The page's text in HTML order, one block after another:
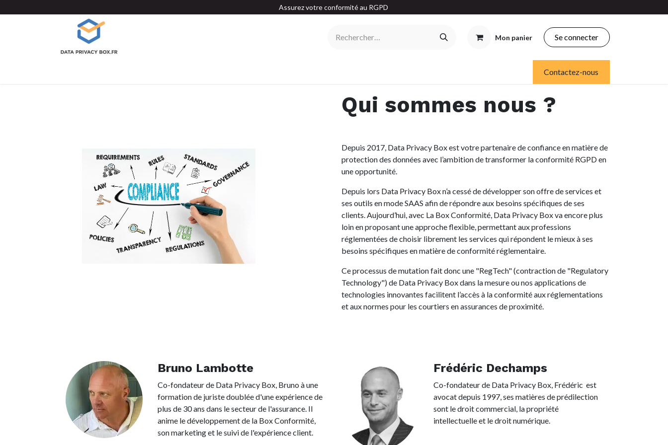
Assurez votre conformité au RGPD
Mon panier Se connecter
Contactez-nous
Qui sommes nous ?
Depuis 2017, Data Privacy Box est votre partenaire de confiance en matière de
protection des données avec l’ambition de transformer la conformité RGPD en
une opportunité.
Depuis lors Data Privacy Box n’a cessé de développer son offre de services et
ses outils en mode SAAS afin de répondre aux besoins spécifiques de ses
clients. Aujourd’hui, avec La Box Conformité, Data Privacy Box va encore plus
loin en proposant une approche flexible, permettant aux professions
réglementées de choisir librement les services qui répondent le mieux à ses
besoins spécifiques en matière de conformité réglementaire.
Ce processus de mutation fait donc une "RegTech" (contraction de "Regulatory
Technology") de Data Privacy Box dans la mesure ou nos applications de
technologies innovantes facilitent l’accès à la conformité aux réglementations
et aux normes pour les courtiers en assurances de proximité.
Bruno Lambotte
Co-fondateur de Data Privacy Box, Bruno à une
formation de juriste doublée d'une expérience de
plus de 30 ans dans le secteur de l'assurance. Il
anime le développement de la Box Conformité,
son marketing et le suivi de l'expérience client.
Frédéric Dechamps
Co-fondateur de Data Privacy Box, Frédéric est
avocat depuis 1997, ses matières de prédilection
sont le droit commercial, la propriété
intellectuelle et le droit numérique.